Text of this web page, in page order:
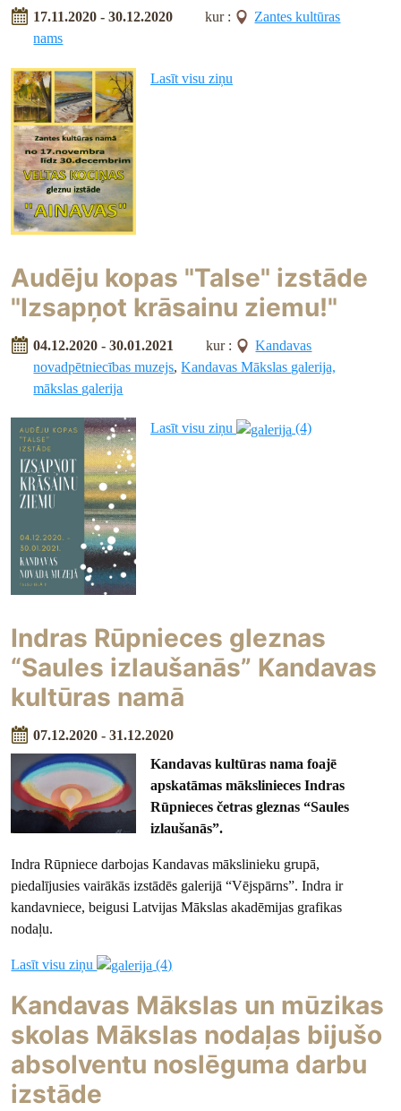
17.11.2020 - 30.12.2020 kur :
Zantes kultūras
nams
Lasīt visu ziņu
Audēju kopas "Talse" izstāde
"Izsapņot krāsainu ziemu!"
04.12.2020 - 30.01.2021 kur :
Kandavas
novadpētniecības muzejs,Kandavas Mākslas galerija,
mākslas galerija
Lasīt visu ziņu (4)
Indras Rūpnieces gleznas
“Saules izlaušanās” Kandavas
kultūras namā
07.12.2020 - 31.12.2020
Kandavas kultūras nama foajē
apskatāmas mākslinieces Indras
Rūpnieces četras gleznas “Saules
izlaušanās”.
Indra Rūpniece darbojas Kandavas mākslinieku grupā,
piedalījusies vairākās izstādēs galerijā “Vējspārns”. Indra ir
kandavniece, beigusi Latvijas Mākslas akadēmijas grafikas
nodaļu.
Lasīt visu ziņu (4)
Kandavas Mākslas un mūzikas
skolas Mākslas nodaļas bijušo
absolventu noslēguma darbu
izstāde